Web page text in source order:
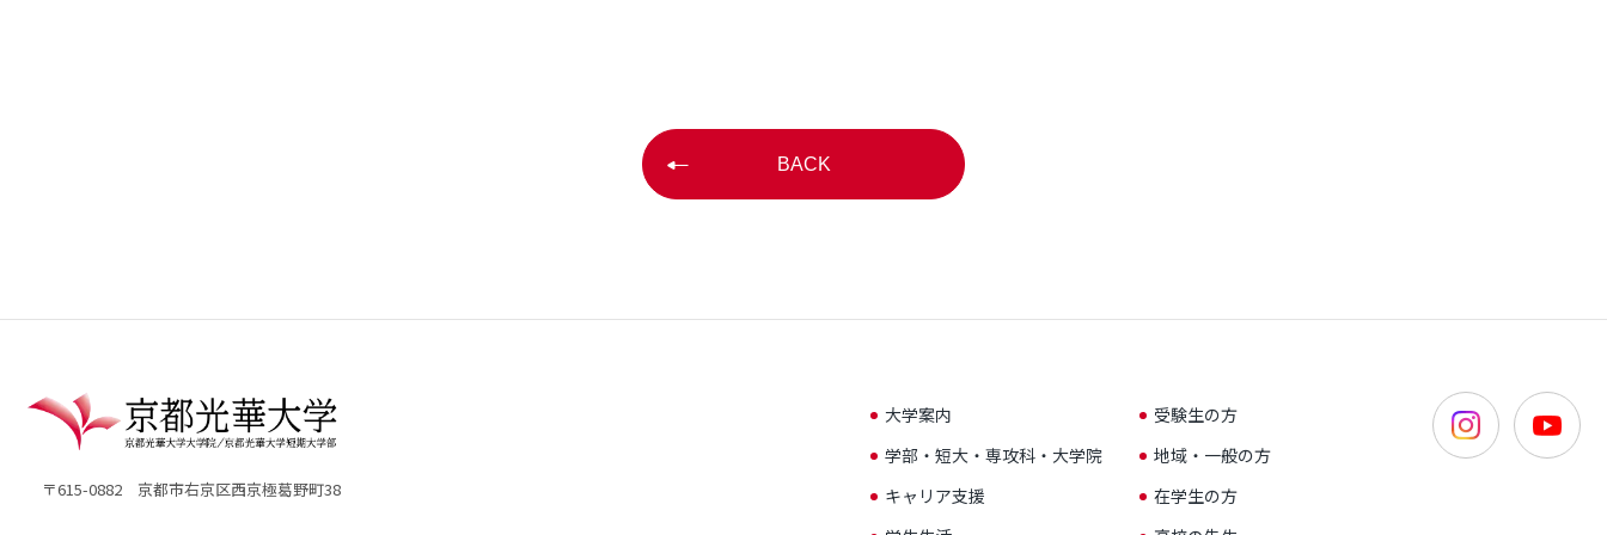
BACK
〒615-0882 京都市右京区西京極葛野町38
大学案内
学部・短大・専攻科・大学院
キャリア支援
受験生の方
地域・一般の方
在学生の方